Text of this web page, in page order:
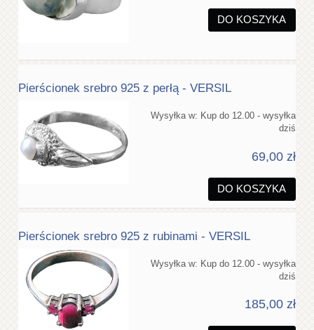
DO KOSZYKA
Pierścionek srebro 925 z perłą - VERSIL
Wysyłka w: Kup do 12.00 - wysyłka
dziś
69,00 zł
DO KOSZYKA
Pierścionek srebro 925 z rubinami - VERSIL
Wysyłka w: Kup do 12.00 - wysyłka
dziś
185,00 zł